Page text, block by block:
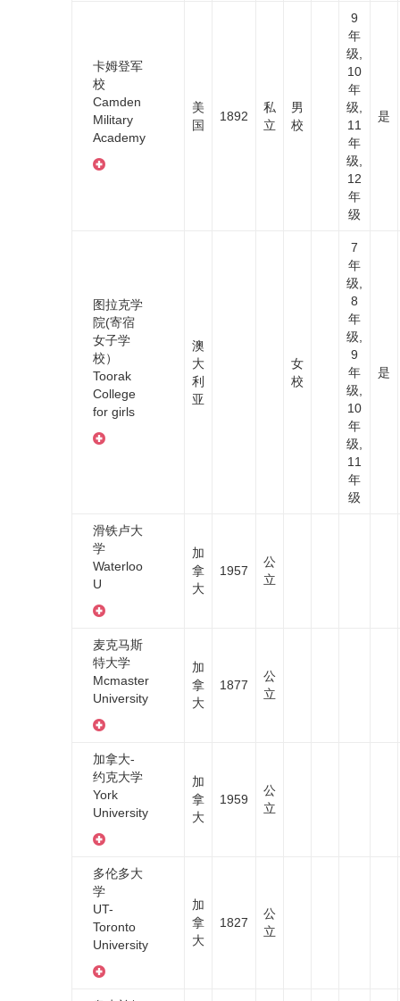
卡姆登军
校
Camden
Military
Academy
美
国
1892
私
立
男
校
9
年
级,
10
年
级,
11
年
级,
12
年
级
是
图拉克学
院(寄宿
女子学
校）
Toorak
College
for girls
澳
大
利
亚
女
校
7
年
级,
8
年
级,
9
年
级,
10
年
级,
11
年
级
是
滑铁卢大
学
Waterloo
U
加
拿
大
1957
公
立
麦克马斯
特大学
Mcmaster
University
加
拿
大
1877
公
立
加拿大-
约克大学
York
University
加
拿
大
1959
公
立
多伦多大
学
UT-
Toronto
University
加
拿
大
1827
公
立